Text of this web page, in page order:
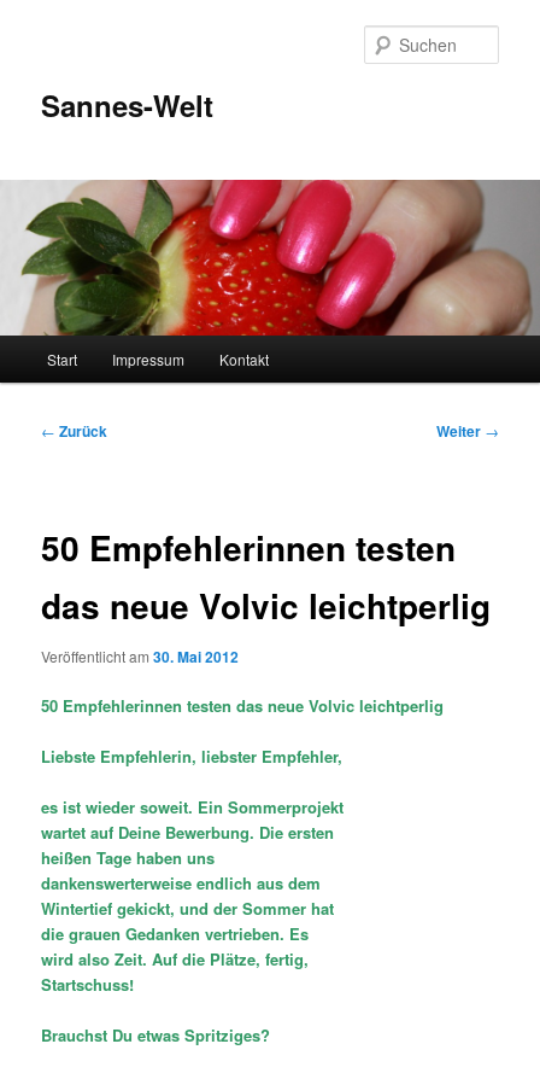
Sannes-Welt
Start Impressum Kontakt
Beitragsnavigation
← Zurück Weiter →
50 Empfehlerinnen testen
das neue Volvic leichtperlig
Veröffentlicht am30. Mai 2012
50 Empfehlerinnen testen das neue Volvic leichtperlig
Liebste Empfehlerin, liebster Empfehler,
es ist wieder soweit. Ein Sommerprojekt
wartet auf Deine Bewerbung. Die ersten
heißen Tage haben uns
dankenswerterweise endlich aus dem
Wintertief gekickt, und der Sommer hat
die grauen Gedanken vertrieben. Es
wird also Zeit. Auf die Plätze, fertig,
Startschuss!
Brauchst Du etwas Spritziges?